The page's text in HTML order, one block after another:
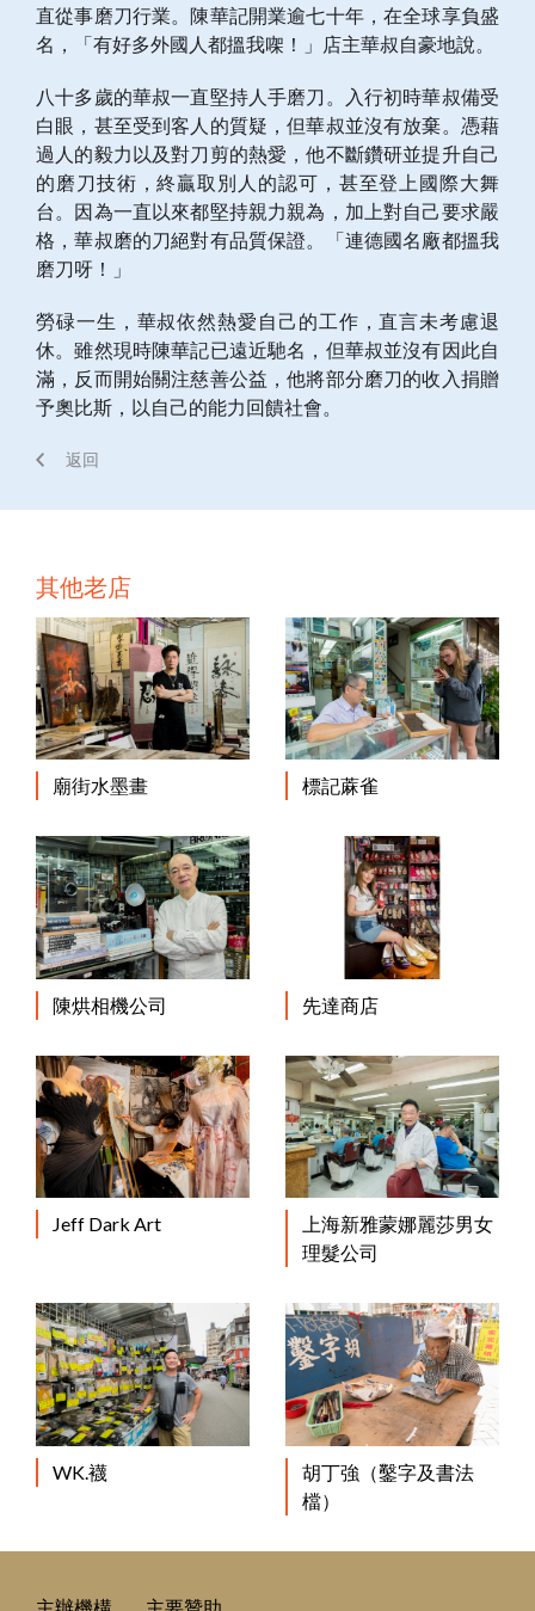
直從事磨刀行業。陳華記開業逾七十年，在全球享負盛
名，「有好多外國人都搵我㗎！」店主華叔自豪地說。
八十多歲的華叔一直堅持人手磨刀。入行初時華叔備受
白眼，甚至受到客人的質疑，但華叔並沒有放棄。憑藉
過人的毅力以及對刀剪的熱愛，他不斷鑽研並提升自己
的磨刀技術，終贏取別人的認可，甚至登上國際大舞
台。因為一直以來都堅持親力親為，加上對自己要求嚴
格，華叔磨的刀絕對有品質保證。「連德國名廠都搵我
磨刀呀！」
勞碌一生，華叔依然熱愛自己的工作，直言未考慮退
休。雖然現時陳華記已遠近馳名，但華叔並沒有因此自
滿，反而開始關注慈善公益，他將部分磨刀的收入捐贈
予奧比斯，以自己的能力回饋社會。
返回
其他老店
廟街水墨畫 標記蔴雀
陳烘相機公司 先達商店
Jeff Dark Art
上海新雅蒙娜麗莎男女
理髮公司
WK.襪
胡丁強（鑿字及書法
檔）
主辦機構 主要贊助